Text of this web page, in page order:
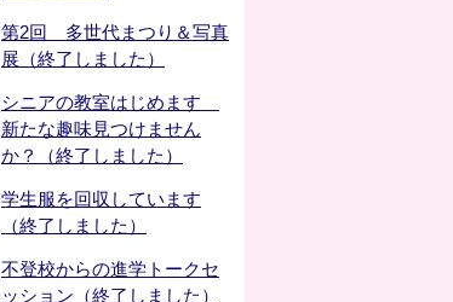
第2回 多世代まつり＆写真
展（終了しました）
シニアの教室はじめます
新たな趣味見つけません
か？（終了しました）
学生服を回収しています
（終了しました）
不登校からの進学トークセ
ッション（終了しました）